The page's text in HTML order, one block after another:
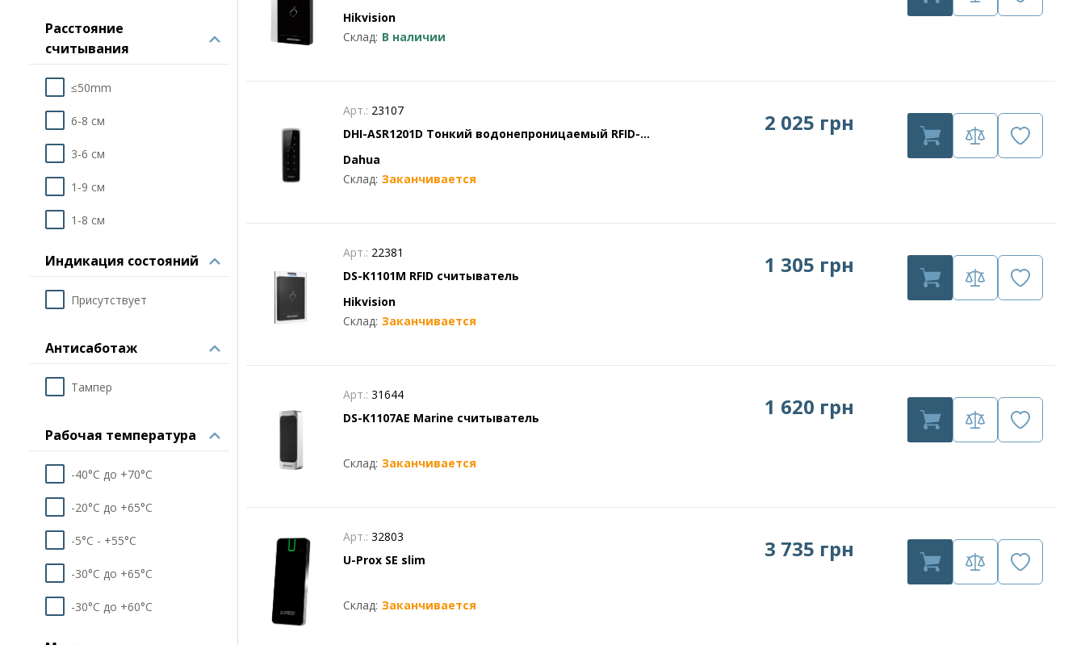
Расстояние
считывания
≤50mm
6-8 см
3-6 см
1-9 см
1-8 см
Индикация состояний
Присутствует
Антисаботаж
Тампер
Рабочая температура
-40°C до +70°C
-20°C до +65°C
-5°С - +55°С
-30°C до +65°C
-30°С до +60°С
Hikvision
Склад: В наличии
Арт.: 23107
DHI-ASR1201D Тонкий водонепроницаемый RFID-
Dahua
Склад: Заканчивается
2 025 грн
Арт.: 22381
DS-K1101M RFID считыватель
Hikvision
Склад: Заканчивается
1 305 грн
Арт.: 31644
DS-K1107AE Marine считыватель
Склад: Заканчивается
1 620 грн
Арт.: 32803
U-Prox SE slim
Склад: Заканчивается
3 735 грн